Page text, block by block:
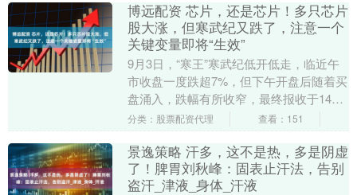
博远配资 芯片，还是芯片！多只芯片
股大涨，但寒武纪又跌了，注意一个
关键变量即将“生效”
9月3日，“寒王”寒武纪低开低走，临近午
市收盘一度跌超7%，但下午开盘后随着买
盘涌入，跌幅有所收窄，最终报收于1405
元，全天跌幅为5.07%，成交金额近200....
分类：股票配资代理 查看：151
景逸策略 汗多，这不是热，多是阴虚
了！脾胃刘秋峰：固表止汗法，告别
盗汗_津液_身体_汗液